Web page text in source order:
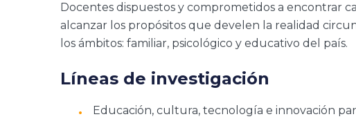
Docentes dispuestos y comprometidos a encontrar
alcanzar los propósitos que develen la realidad
los ámbitos: familiar, psicológico y educativo del país.
Líneas de investigación
Educación, cultura, tecnología e innovación